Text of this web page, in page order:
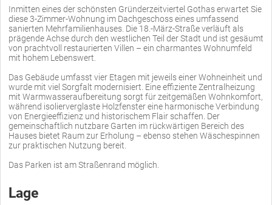
Inmitten eines der schönsten Gründerzeitviertel Gothas erwartet Sie
diese 3-Zimmer-Wohnung im Dachgeschoss eines umfassend
sanierten Mehrfamilienhauses. Die 18.-März-Straße verläuft als
prägende Achse durch den westlichen Teil der Stadt und ist gesäumt
von prachtvoll restaurierten Villen – ein charmantes Wohnumfeld
mit hohem Lebenswert.
Das Gebäude umfasst vier Etagen mit jeweils einer Wohneinheit und
wurde mit viel Sorgfalt modernisiert. Eine effiziente Zentralheizung
mit Warmwasseraufbereitung sorgt für zeitgemäßen Wohnkomfort,
während isolierverglaste Holzfenster eine harmonische Verbindung
von Energieeffizienz und historischem Flair schaffen. Der
gemeinschaftlich nutzbare Garten im rückwärtigen Bereich des
Hauses bietet Raum zur Erholung – ebenso stehen Wäschespinnen
zur praktischen Nutzung bereit.
Das Parken ist am Straßenrand möglich.
Lage